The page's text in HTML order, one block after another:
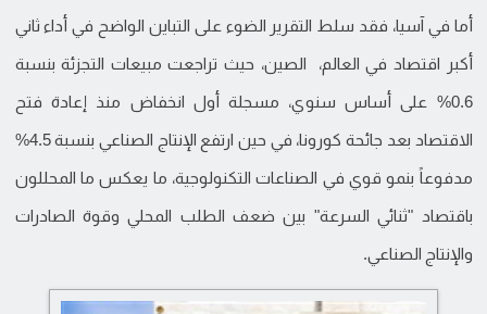
أما في آسيا، فقد سلط التقرير الضوء على التباين الواضح في أداء ثاني
أكبر اقتصاد في العالم، الصين، حيث تراجعت مبيعات التجزئة بنسبة
0.6% على أساس سنوي، مسجلة أول انخفاض منذ إعادة فتح
الاقتصاد بعد جائحة كورونا، في حين ارتفع الإنتاج الصناعي بنسبة 4.5%
مدفوعاً بنمو قوي في الصناعات التكنولوجية، ما يعكس ما المحللون
باقتصاد "ثنائي السرعة" بين ضعف الطلب المحلي وقوة الصادرات
والإنتاج الصناعي.